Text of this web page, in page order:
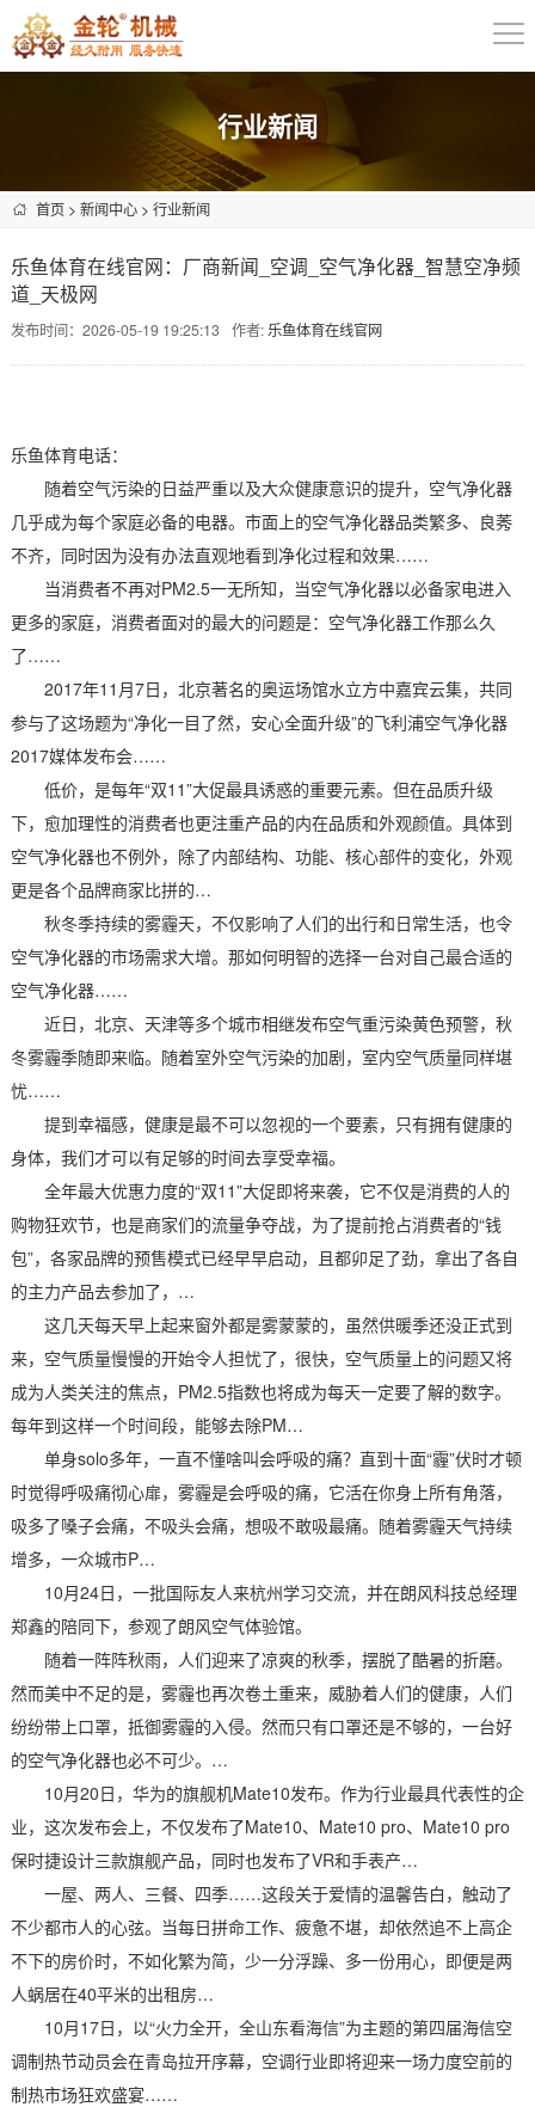
行业新闻
首页> 新闻中心> 行业新闻
乐鱼体育在线官网：厂商新闻_空调_空气净化器_智慧空净频
道_天极网
发布时间：2026-05-19 19:25:13 作者: 乐鱼体育在线官网
乐鱼体育电话：
随着空气污染的日益严重以及大众健康意识的提升，空气净化器
几乎成为每个家庭必备的电器。市面上的空气净化器品类繁多、良莠
不齐，同时因为没有办法直观地看到净化过程和效果……
当消费者不再对PM2.5一无所知，当空气净化器以必备家电进入
更多的家庭，消费者面对的最大的问题是：空气净化器工作那么久
了……
2017年11月7日，北京著名的奥运场馆水立方中嘉宾云集，共同
参与了这场题为“净化一目了然，安心全面升级”的飞利浦空气净化器
2017媒体发布会……
低价，是每年“双11”大促最具诱惑的重要元素。但在品质升级
下，愈加理性的消费者也更注重产品的内在品质和外观颜值。具体到
空气净化器也不例外，除了内部结构、功能、核心部件的变化，外观
更是各个品牌商家比拼的…
秋冬季持续的雾霾天，不仅影响了人们的出行和日常生活，也令
空气净化器的市场需求大增。那如何明智的选择一台对自己最合适的
空气净化器……
近日，北京、天津等多个城市相继发布空气重污染黄色预警，秋
冬雾霾季随即来临。随着室外空气污染的加剧，室内空气质量同样堪
忧……
提到幸福感，健康是最不可以忽视的一个要素，只有拥有健康的
身体，我们才可以有足够的时间去享受幸福。
全年最大优惠力度的“双11”大促即将来袭，它不仅是消费的人的
购物狂欢节，也是商家们的流量争夺战，为了提前抢占消费者的“钱
包”，各家品牌的预售模式已经早早启动，且都卯足了劲，拿出了各自
的主力产品去参加了，…
这几天每天早上起来窗外都是雾蒙蒙的，虽然供暖季还没正式到
来，空气质量慢慢的开始令人担忧了，很快，空气质量上的问题又将
成为人类关注的焦点，PM2.5指数也将成为每天一定要了解的数字。
每年到这样一个时间段，能够去除PM…
单身solo多年，一直不懂啥叫会呼吸的痛？直到十面“霾”伏时才顿
时觉得呼吸痛彻心扉，雾霾是会呼吸的痛，它活在你身上所有角落，
吸多了嗓子会痛，不吸头会痛，想吸不敢吸最痛。随着雾霾天气持续
增多，一众城市P…
10月24日，一批国际友人来杭州学习交流，并在朗风科技总经理
郑鑫的陪同下，参观了朗风空气体验馆。
随着一阵阵秋雨，人们迎来了凉爽的秋季，摆脱了酷暑的折磨。
然而美中不足的是，雾霾也再次卷土重来，威胁着人们的健康，人们
纷纷带上口罩，抵御雾霾的入侵。然而只有口罩还是不够的，一台好
的空气净化器也必不可少。…
10月20日，华为的旗舰机Mate10发布。作为行业最具代表性的企
业，这次发布会上，不仅发布了Mate10、Mate10 pro、Mate10 pro
保时捷设计三款旗舰产品，同时也发布了VR和手表产…
一屋、两人、三餐、四季……这段关于爱情的温馨告白，触动了
不少都市人的心弦。当每日拼命工作、疲惫不堪，却依然追不上高企
不下的房价时，不如化繁为简，少一分浮躁、多一份用心，即便是两
人蜗居在40平米的出租房…
10月17日，以“火力全开，全山东看海信”为主题的第四届海信空
调制热节动员会在青岛拉开序幕，空调行业即将迎来一场力度空前的
制热市场狂欢盛宴……